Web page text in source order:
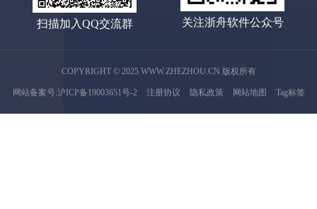
扫描加入QQ交流群 关注浙舟软件公众号
COPYRIGHT © 2025 WWW.ZHEZHOU.CN 版权所有
网站备案号:沪ICP备19003651号-2 注册协议 隐私政策 网站地图 Tag标签